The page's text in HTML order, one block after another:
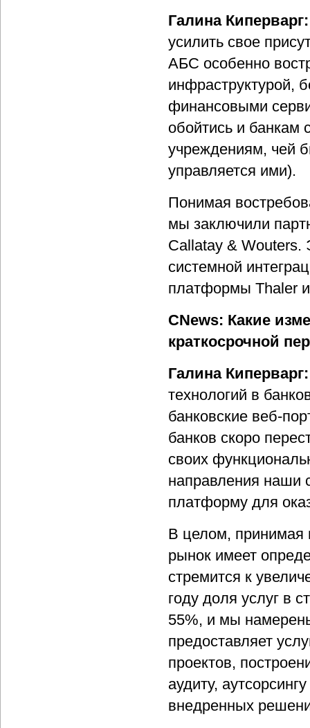
Галина Киперварг:
усилить свое
АБС особенно
инфраструктурой,
финансовыми
обойтись и банкам
учреждениям, чей
управляется ими).
Понимая
мы заключили
Callatay & Wouters.
системной
платформы Thaler и
CNews: Какие
краткосрочной
Галина Киперварг:
технологий в
банковские веб-
банков скоро
своих
направления наши
платформу для
В целом, принимая
рынок имеет
стремится к
году доля услуг в
55%, и мы
предоставляет
проектов,
аудиту,
внедренных